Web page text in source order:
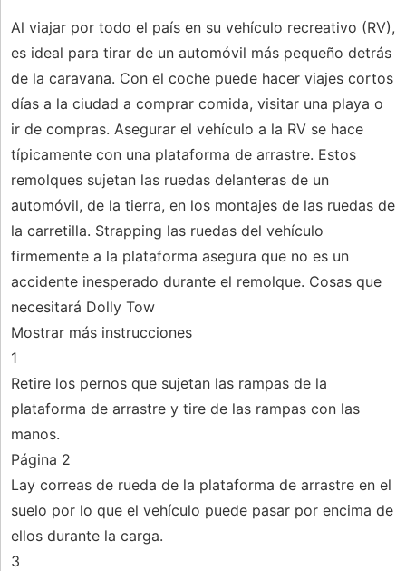
Al viajar por todo el país en su vehículo recreativo (RV),
es ideal para tirar de un automóvil más pequeño detrás
de la caravana. Con el coche puede hacer viajes cortos
días a la ciudad a comprar comida, visitar una playa o
ir de compras. Asegurar el vehículo a la RV se hace
típicamente con una plataforma de arrastre. Estos
remolques sujetan las ruedas delanteras de un
automóvil, de la tierra, en los montajes de las ruedas de
la carretilla. Strapping las ruedas del vehículo
firmemente a la plataforma asegura que no es un
accidente inesperado durante el remolque. Cosas que
necesitará Dolly Tow
Mostrar más instrucciones
1
Retire los pernos que sujetan las rampas de la
plataforma de arrastre y tire de las rampas con las
manos.
Página 2
Lay correas de rueda de la plataforma de arrastre en el
suelo por lo que el vehículo puede pasar por encima de
ellos durante la carga.
3